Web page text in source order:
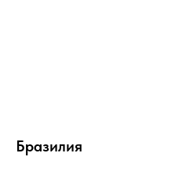
Бразилия